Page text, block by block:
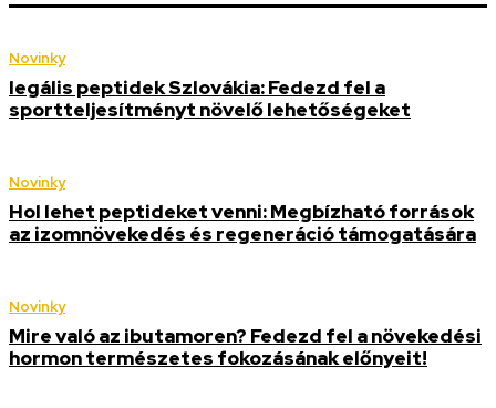
Novinky
legális peptidek Szlovákia: Fedezd fel a
sportteljesítményt növelő lehetőségeket
Novinky
Hol lehet peptideket venni: Megbízható források
az izomnövekedés és regeneráció támogatására
Novinky
Mire való az ibutamoren? Fedezd fel a növekedési
hormon természetes fokozásának előnyeit!